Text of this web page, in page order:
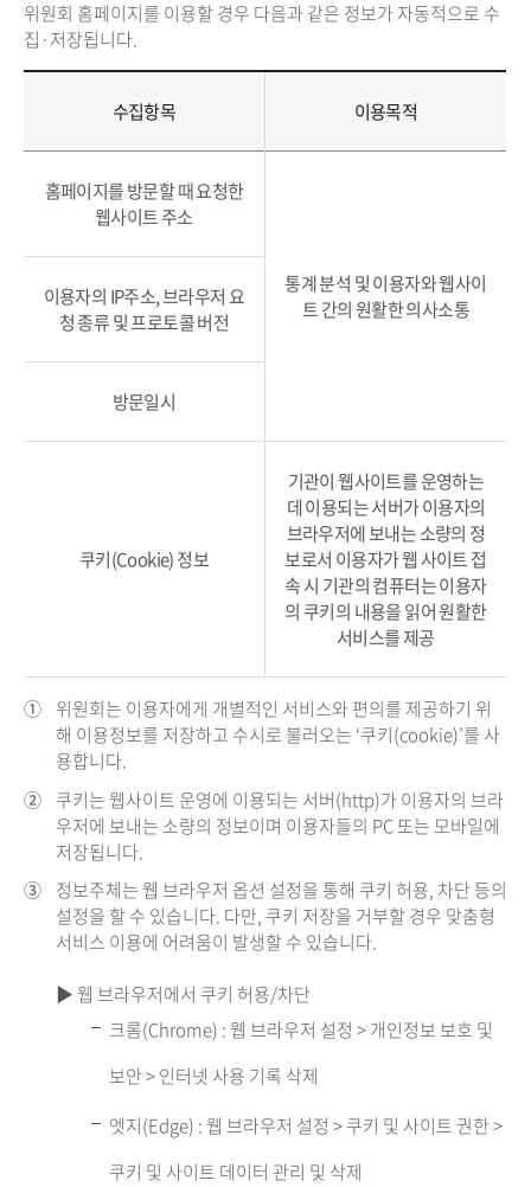
위원회 홈페이지를 이용할 경우 다음과 같은 정보가 자동적으로 수
집·저장됩니다.
수집항목 이용목적
홈페이지를 방문할 때 요청한
웹사이트 주소
통계 분석 및 이용자와 웹사이
트 간의 원활한 의사소통
이용자의 IP주소, 브라우저 요
청 종류 및 프로토콜 버전
방문일시
쿠키(Cookie) 정보
기관이 웹사이트를 운영하는
데 이용되는 서버가 이용자의
브라우저에 보내는 소량의 정
보로서 이용자가 웹 사이트 접
속 시 기관의 컴퓨터는 이용자
의 쿠키의 내용을 읽어 원활한
서비스를 제공
① 위원회는 이용자에게 개별적인 서비스와 편의를 제공하기 위
해 이용정보를 저장하고 수시로 불러오는 ‘쿠키(cookie)’를 사
용합니다.
② 쿠키는 웹사이트 운영에 이용되는 서버(http)가 이용자의 브라
우저에 보내는 소량의 정보이며 이용자들의 PC 또는 모바일에
저장됩니다.
③ 정보주체는 웹 브라우저 옵션 설정을 통해 쿠키 허용, 차단 등의
설정을 할 수 있습니다. 다만, 쿠키 저장을 거부할 경우 맞춤형
서비스 이용에 어려움이 발생할 수 있습니다.
▶ 웹 브라우저에서 쿠키 허용/차단
크롬(Chrome) : 웹 브라우저 설정 > 개인정보 보호 및
보안 > 인터넷 사용 기록 삭제
엣지(Edge) : 웹 브라우저 설정 > 쿠키 및 사이트 권한 >
쿠키 및 사이트 데이터 관리 및 삭제